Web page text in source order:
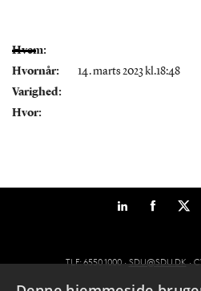
Hvem:
Hvornår:
14. marts 2023 kl.18:48
Varighed:
Hvor:
TLF: 6550 1000 ·SDU@SDU.DK·